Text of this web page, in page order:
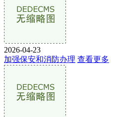
2026-04-23
加强保安和消防办理 查看更多